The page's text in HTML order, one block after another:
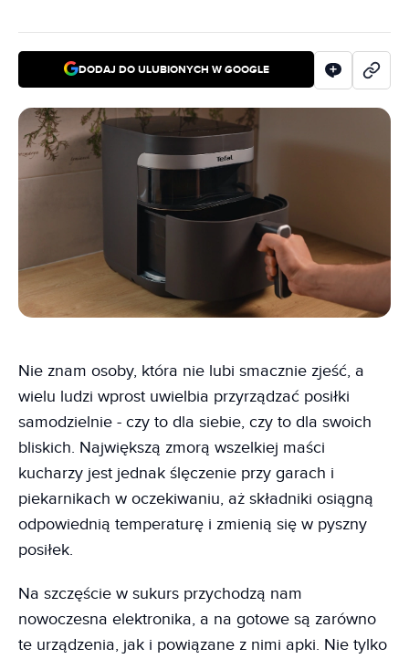
DODAJ DO ULUBIONYCH W GOOGLE
Nie znam osoby, która nie lubi smacznie zjeść, a
wielu ludzi wprost uwielbia przyrządzać posiłki
samodzielnie - czy to dla siebie, czy to dla swoich
bliskich. Największą zmorą wszelkiej maści
kucharzy jest jednak ślęczenie przy garach i
piekarnikach w oczekiwaniu, aż składniki osiągną
odpowiednią temperaturę i zmienią się w pyszny
posiłek.
Na szczęście w sukurs przychodzą nam
nowoczesna elektronika, a na gotowe są zarówno
te urządzenia, jak i powiązane z nimi apki. Nie tylko